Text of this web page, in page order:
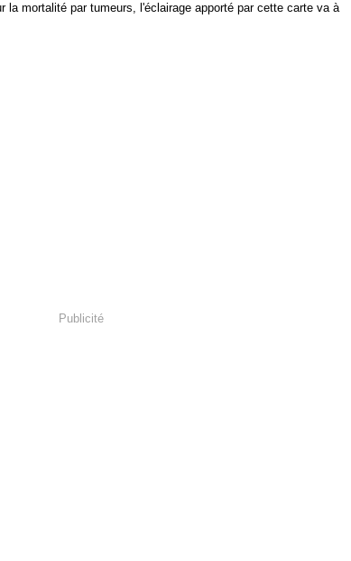
la mortalité par tumeurs, l'éclairage apporté par cette carte va à
Publicité